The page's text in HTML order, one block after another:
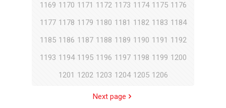
1169 1170 1171 1172 1173 1174 1175 1176
1177 1178 1179 1180 1181 1182 1183 1184
1185 1186 1187 1188 1189 1190 1191 1192
1193 1194 1195 1196 1197 1198 1199 1200
1201 1202 1203 1204 1205 1206
Next page